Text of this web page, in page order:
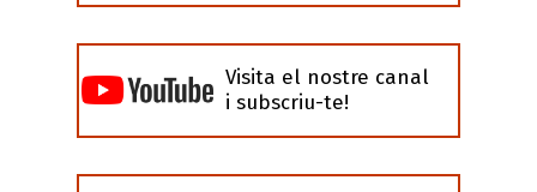
Visita el nostre canal
i subscriu-te!